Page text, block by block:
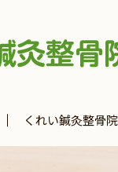
くれい鍼灸整骨院